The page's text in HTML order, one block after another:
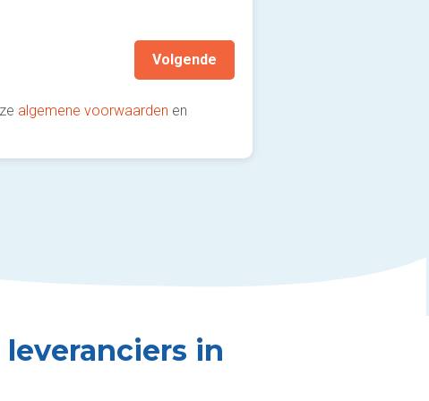
Volgende
algemene voorwaarden en
in